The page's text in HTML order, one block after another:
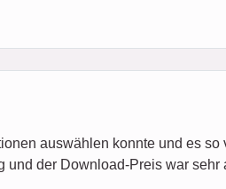
auswählen konnte und es
der Download-Preis war sehr